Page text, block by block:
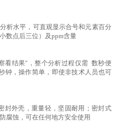
析水平，可直观显示合号和元素百分
数点后三位）及ppm含量
结果"，整个分析过程仅需 数秒便
钟，操作简单，即使非技术人员也可
封外壳，重量轻，坚固耐用；密封式
腐蚀，可在任何地方安全使用